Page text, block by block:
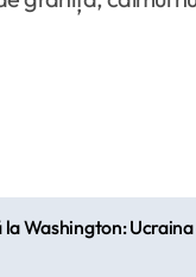
Washington: